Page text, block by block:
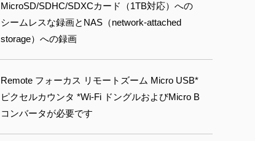
MicroSD/SDHC/SDXCカード（1TB対応）への
シームレスな録画とNAS（network-attached
storage）への録画
Remote フォーカス リモートズーム Micro USB*
ピクセルカウンタ *Wi-Fi ドングルおよびMicro B
コンバータが必要です